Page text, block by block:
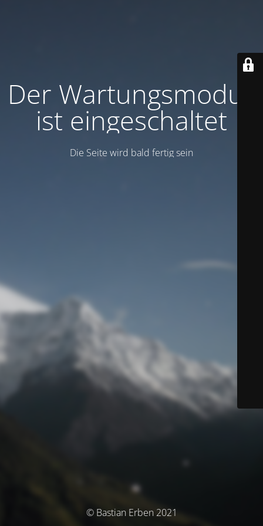
Der Wartungsmodus
ist eingeschaltet
Die Seite wird bald fertig sein
© Bastian Erben 2021